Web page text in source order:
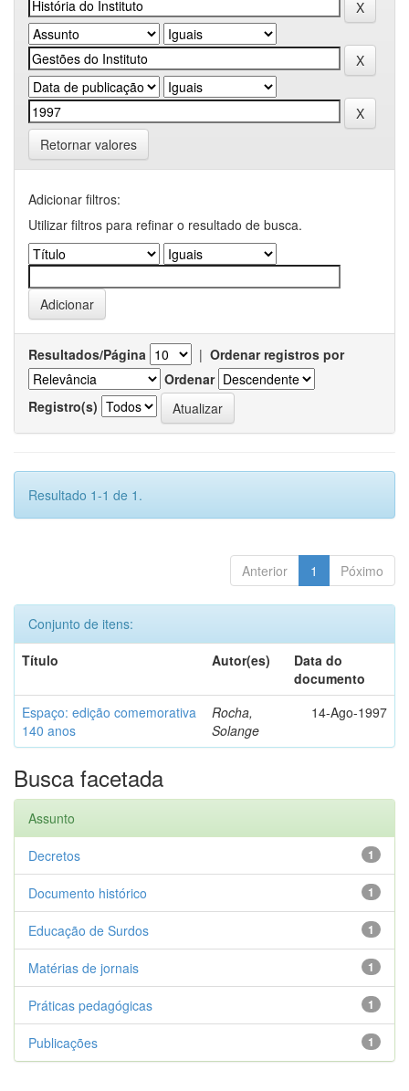
Retornar valores
Adicionar filtros:
Utilizar filtros para refinar o resultado de busca.
Resultados/Página | Ordenar registros por
Ordenar
Registro(s)
Resultado 1-1 de 1.
Anterior 1 Póximo
Conjunto de itens:
Título
Autor(es)
Data do
documento
Espaço: edição comemorativa
140 anos
Rocha,
Solange
14-Ago-1997
Busca facetada
Assunto
1
Decretos
1
Documento histórico
1
Educação de Surdos
1
Matérias de jornais
1
Práticas pedagógicas
1
Publicações